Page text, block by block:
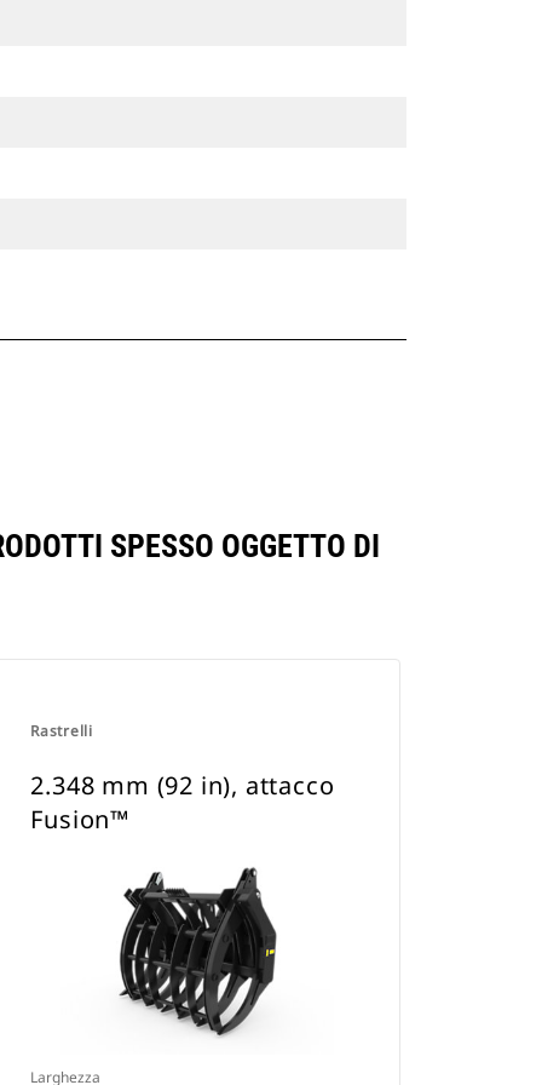
SPESSO OGGETTO DI
Rastrelli
2.348 mm (92 in), attacco
Fusion™
Larghezza